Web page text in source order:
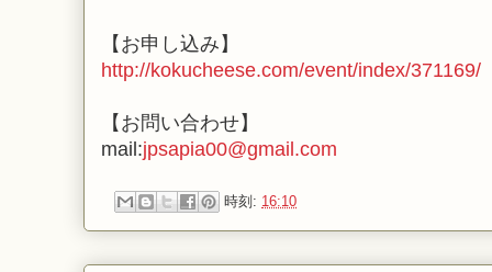
【お申し込み】
http://kokucheese.com/event/index/371169/
【お問い合わせ】
mail:jpsapia00@gmail.com
時刻: 16:10